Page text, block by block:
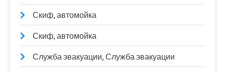
Скиф, автомойка
Скиф, автомойка
Служба эвакуации, Служба эвакуации